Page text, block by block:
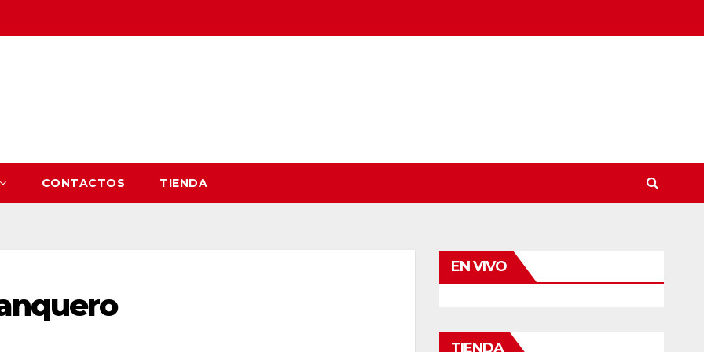
CONTACTOS TIENDA
EN VIVO
TIENDA